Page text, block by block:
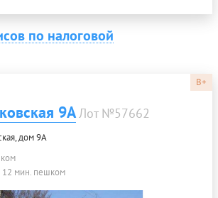
по налоговой
B+
9АЛот №57662
дом 9А
12 мин. пешком